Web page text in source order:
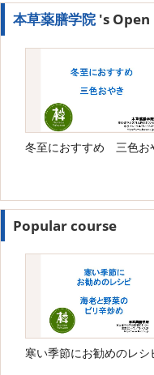
本草薬膳学院's Open
冬至におすすめ 三色お
Popular course